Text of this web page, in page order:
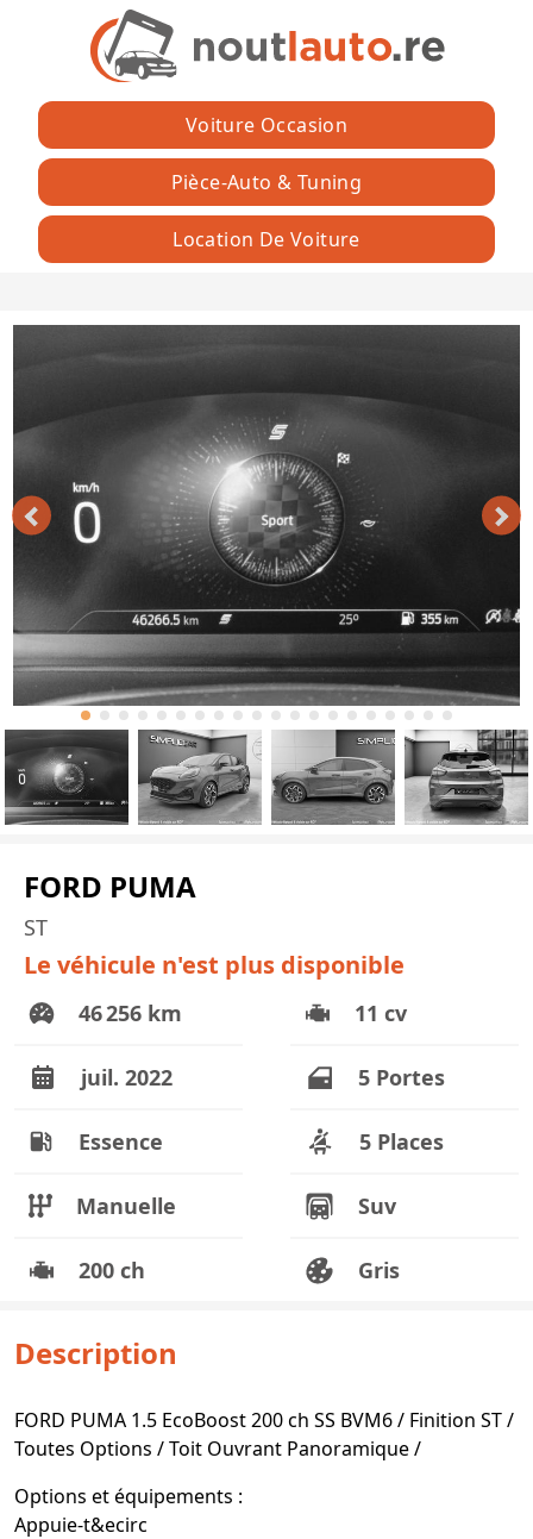
Voiture Occasion
Pièce-Auto & Tuning
Location De Voiture
FORD PUMA
ST
Le véhicule n'est plus disponible
46 256 km
juil. 2022
Essence
Manuelle
200 ch
11 cv
5 Portes
5 Places
Suv
Gris
Description
FORD PUMA 1.5 EcoBoost 200 ch SS BVM6 / Finition ST /
Toutes Options / Toit Ouvrant Panoramique /
Options et équipements :
Appuie-t&ecirc